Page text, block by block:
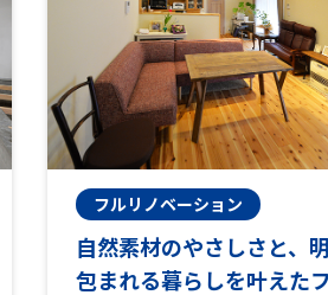
フルリノベーション
自然素材のやさしさと、
包まれる暮らしを叶えた